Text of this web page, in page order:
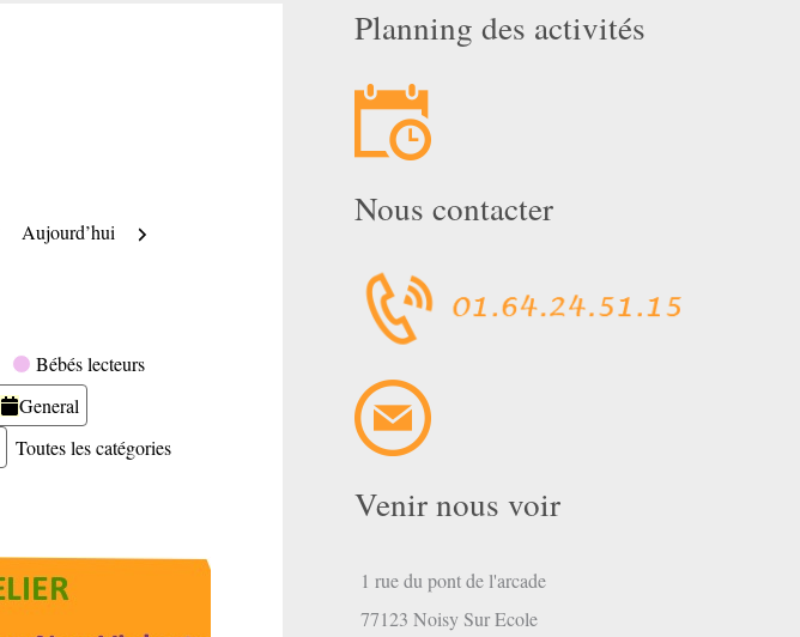
Précédent
Aujourd’hui Suivant
Bébés lecteurs
General
Toutes les catégories
Planning des activités
Nous contacter
Venir nous voir
1 rue du pont de l'arcade
77123 Noisy Sur Ecole